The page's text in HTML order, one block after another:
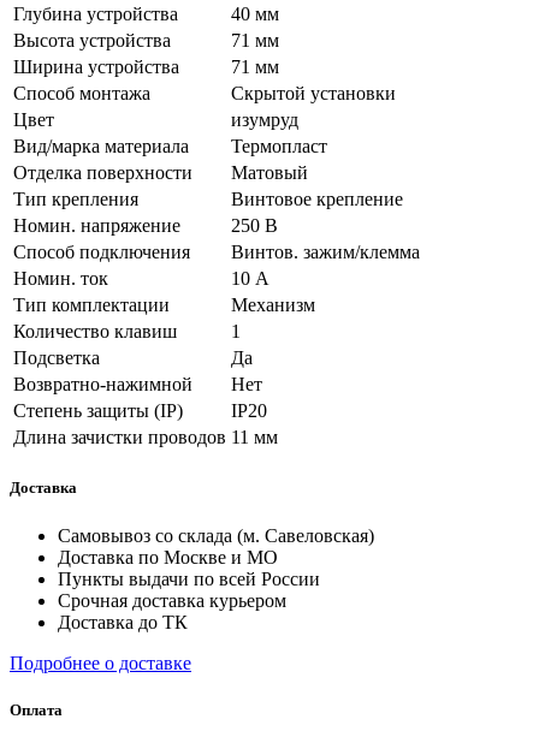
Глубина устройства
40 мм
Высота устройства
71 мм
Ширина устройства
71 мм
Способ монтажа
Скрытой установки
Цвет
изумруд
Вид/марка материала
Термопласт
Отделка поверхности
Матовый
Тип крепления
Винтовое крепление
Номин. напряжение
250 В
Способ подключения
Винтов. зажим/клемма
Номин. ток
10 А
Тип комплектации
Механизм
Количество клавиш
1
Подсветка
Да
Возвратно-нажимной
Нет
Степень защиты (IP)
IP20
Длина зачистки проводов 11 мм
Доставка
Самовывоз со склада (м. Савеловская)
Доставка по Москве и МО
Пункты выдачи по всей России
Срочная доставка курьером
Доставка до ТК
Подробнее о доставке
Оплата